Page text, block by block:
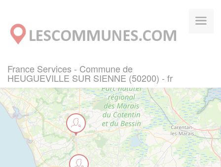
France Services - Commune de
HEUGUEVILLE SUR SIENNE (50200) - fr